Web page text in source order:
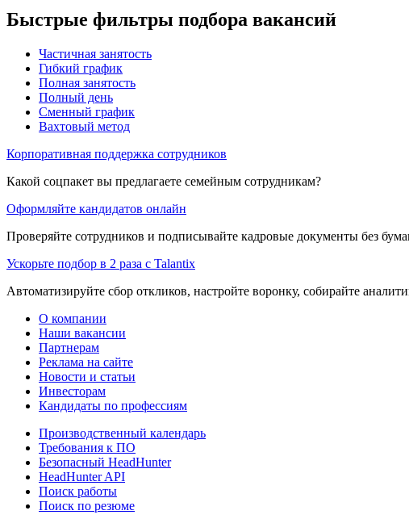
Быстрые фильтры подбора вакансий
Частичная занятость
Гибкий график
Полная занятость
Полный день
Сменный график
Вахтовый метод
Корпоративная поддержка сотрудников
Какой соцпакет вы предлагаете семейным сотрудникам?
Оформляйте кандидатов онлайн
Проверяйте сотрудников и подписывайте кадровые документы без
Ускорьте подбор в 2 раза с Talantix
Автоматизируйте сбор откликов, настройте воронку, собирайте
О компании
Наши вакансии
Партнерам
Реклама на сайте
Новости и статьи
Инвесторам
Кандидаты по профессиям
Производственный календарь
Требования к ПО
Безопасный HeadHunter
HeadHunter API
Поиск работы
Поиск по резюме